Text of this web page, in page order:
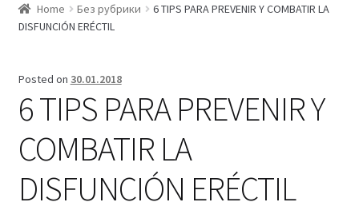
Rueda de la fortuna
Echar fiesta
Solución barata
Super amoureux
Viaje romántico.
Home Без рубрики
6 TIPS PARA PREVENIR Y COMBATIR LA
DISFUNCIÓN ERÉCTIL
Posted on 30.01.2018
6 TIPS PARA PREVENIR Y
COMBATIR LA
DISFUNCIÓN ERÉCTIL